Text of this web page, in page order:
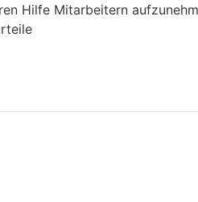
Hilfe Mitarbeitern